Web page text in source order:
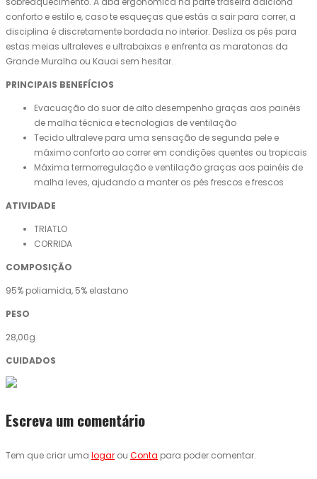
conforto e estilo e, caso te esqueças que estás a sair para correr, a
disciplina é discretamente bordada no interior. Desliza os pés para
estas meias ultraleves e ultrabaixas e enfrenta as maratonas da
Grande Muralha ou Kauai sem hesitar.
PRINCIPAIS BENEFÍCIOS
Evacuação do suor de alto desempenho graças aos painéis
de malha técnica e tecnologias de ventilação
Tecido ultraleve para uma sensação de segunda pele e
máximo conforto ao correr em condições quentes ou tropicais
Máxima termorregulação e ventilação graças aos painéis de
malha leves, ajudando a manter os pés frescos e frescos
ATIVIDADE
TRIATLO
CORRIDA
COMPOSIÇÃO
95% poliamida, 5% elastano
PESO
28,00g
CUIDADOS
Escreva um comentário
Tem que criar uma logar ou Conta para poder comentar.